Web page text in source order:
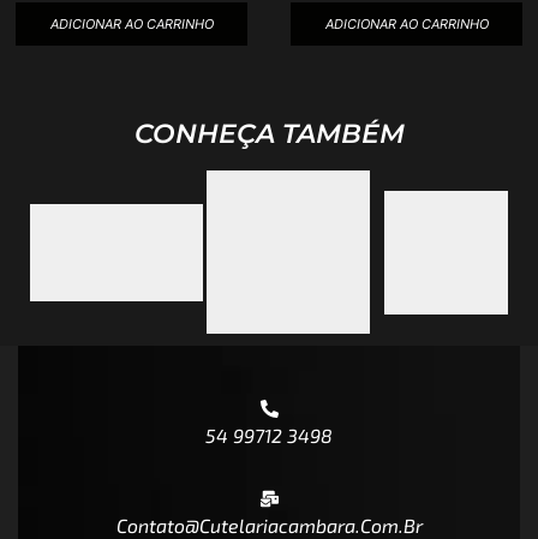
ADICIONAR AO CARRINHO ADICIONAR AO CARRINHO
CONHEÇA TAMBÉM
54 99712 3498
Contato@cutelariacambara.com.br